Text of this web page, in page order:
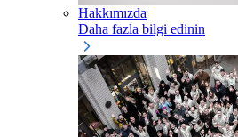
Hakkımızda
Daha fazla bilgi edinin